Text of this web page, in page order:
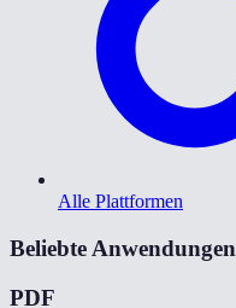
Alle Plattformen
Beliebte Anwendungen
PDF